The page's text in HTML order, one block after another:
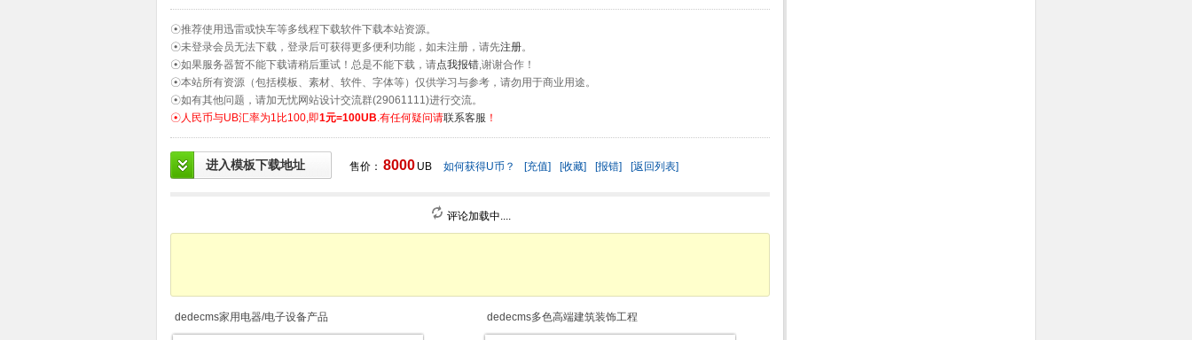
☉推荐使用迅雷或快车等多线程下载软件下载本站资源。
☉未登录会员无法下载，登录后可获得更多便利功能，如未注册，请先注册。
☉如果服务器暂不能下载请稍后重试！总是不能下载，请点我报错,谢谢合作！
☉本站所有资源（包括模板、素材、软件、字体等）仅供学习与参考，请勿用于商业用途。
☉如有其他问题，请加无忧网站设计交流群(29061111)进行交流。
☉人民币与UB汇率为1比100,即1元=100UB.有任何疑问请联系客服 ！
进入模板下载地址 售价： 8000 UB 如何获得U币？ [充值] [收藏] [报错] [返回列表]
评论加载中....
dedecms家用电器/电子设备产品 dedecms多色高端建筑装饰工程